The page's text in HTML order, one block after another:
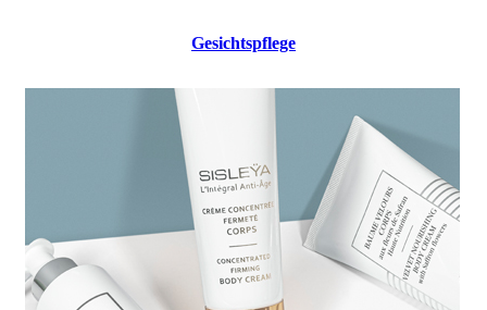
Gesichtspflege